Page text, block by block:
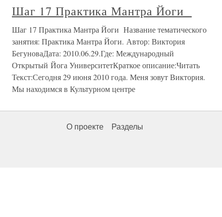
Шаг 17 Практика Мантра Йоги
Шаг 17 Практика Мантра Йоги Название тематического
занятия: Практика Мантра Йоги. Автор: Виктория
БегуноваДата: 2010.06.29.Где: Международный
Открытый Йога УниверситетКраткое описание:Читать
Текст:Сегодня 29 июня 2010 года. Меня зовут Виктория.
Мы находимся в Культурном центре
О проекте Разделы